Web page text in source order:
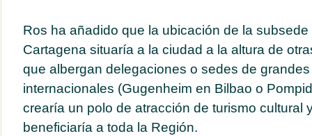
Ros ha añadido que la ubicación de la
Cartagena situaría a la ciudad a la altura de
que albergan delegaciones o sedes de
internacionales (Gugenheim en Bilbao o
crearía un polo de atracción de turismo cultural
beneficiaría a toda la Región.